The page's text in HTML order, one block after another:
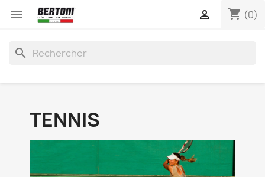
 shopping_cart (0)

search
TENNIS